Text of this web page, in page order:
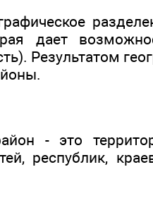
дает
Результатом
- это
республик,